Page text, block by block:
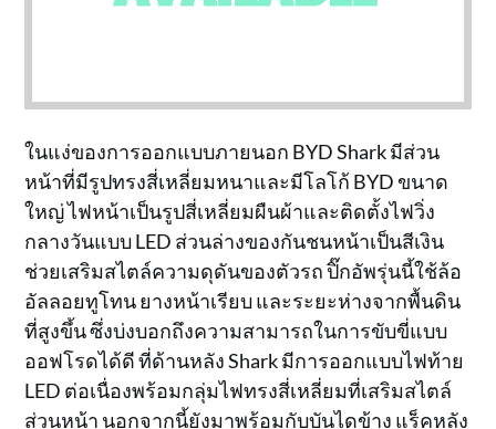
ในแง่ของการออกแบบภายนอก BYD Shark มีส่วน
หน้าที่มีรูปทรงสี่เหลี่ยมหนาและมีโลโก้ BYD ขนาด
ใหญ่ ไฟหน้าเป็นรูปสี่เหลี่ยมผืนผ้าและติดตั้งไฟวิ่ง
กลางวันแบบ LED ส่วนล่างของกันชนหน้าเป็นสีเงิน
ช่วยเสริมสไตล์ความดุดันของตัวรถ ปิ๊กอัพรุ่นนี้ใช้ล้อ
อัลลอยทูโทน ยางหน้าเรียบ และระยะห่างจากพื้นดิน
ที่สูงขึ้น ซึ่งบ่งบอกถึงความสามารถในการขับขี่แบบ
ออฟโรดได้ดี ที่ด้านหลัง Shark มีการออกแบบไฟท้าย
LED ต่อเนื่องพร้อมกลุ่มไฟทรงสี่เหลี่ยมที่เสริมสไตล์
ส่วนหน้า นอกจากนี้ยังมาพร้อมกับบันไดข้าง แร็คหลัง